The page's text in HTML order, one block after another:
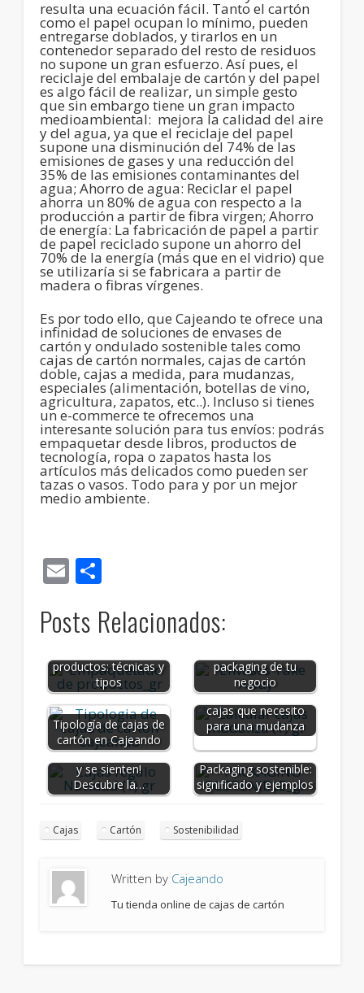
resulta una ecuación fácil. Tanto el cartón
como el papel ocupan lo mínimo, pueden
entregarse doblados, y tirarlos en un
contenedor separado del resto de residuos
no supone un gran esfuerzo. Así pues, el
reciclaje del embalaje de cartón y del papel
es algo fácil de realizar, un simple gesto
que sin embargo tiene un gran impacto
medioambiental: mejora la calidad del aire
y del agua, ya que el reciclaje del papel
supone una disminución del 74% de las
emisiones de gases y una reducción del
35% de las emisiones contaminantes del
agua; Ahorro de agua: Reciclar el papel
ahorra un 80% de agua con respecto a la
producción a partir de fibra virgen; Ahorro
de energía: La fabricación de papel a partir
de papel reciclado supone un ahorro del
70% de la energía (más que en el vidrio) que
se utilizaría si se fabricara a partir de
madera o fibras vírgenes.
Es por todo ello, que Cajeando te ofrece una
infinidad de soluciones de envases de
cartón y ondulado sostenible tales como
cajas de cartón normales, cajas de cartón
doble, cajas a medida, para mudanzas,
especiales (alimentación, botellas de vino,
agricultura, zapatos, etc..). Incluso si tienes
un e-commerce te ofrecemos una
interesante solución para tus envíos: podrás
empaquetar desde libros, productos de
tecnología, ropa o zapatos hasta los
artículos más delicados como pueden ser
tazas o vasos. Todo para y por un mejor
medio ambiente.
EmailCompartir
Posts Relacionados:
productos: técnicas y
tipos
Tipos de cajas de
packaging de tu
negocio
Tipología de cajas de
cartón en Cajeando
Cómo calcular las
cajas que necesito
para una mudanza
¡Sorpresas que se ven
y se sienten!
Descubre la…
Packaging sostenible:
significado y ejemplos
Cajas Cartón Sostenibilidad
Written by Cajeando
Tu tienda online de cajas de cartón